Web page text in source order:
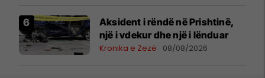
Aksident i rëndë në Prishtinë,
një i vdekur dhe një i lënduar
Kronika e Zezë 08/08/2026